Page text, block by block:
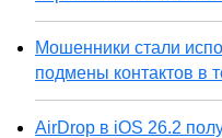
Мошенники стали
подмены контактов в
AirDrop в iOS 26.2